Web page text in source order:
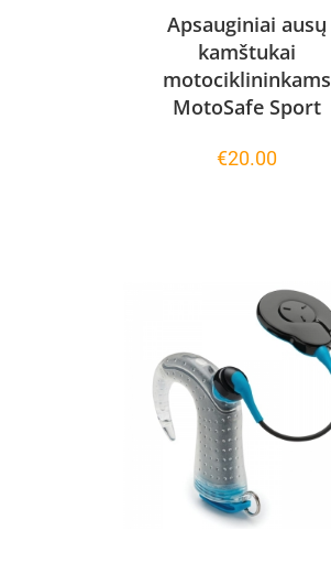
Apsauginiai ausų
kamštukai
motociklininkams
MotoSafe Sport
€20.00